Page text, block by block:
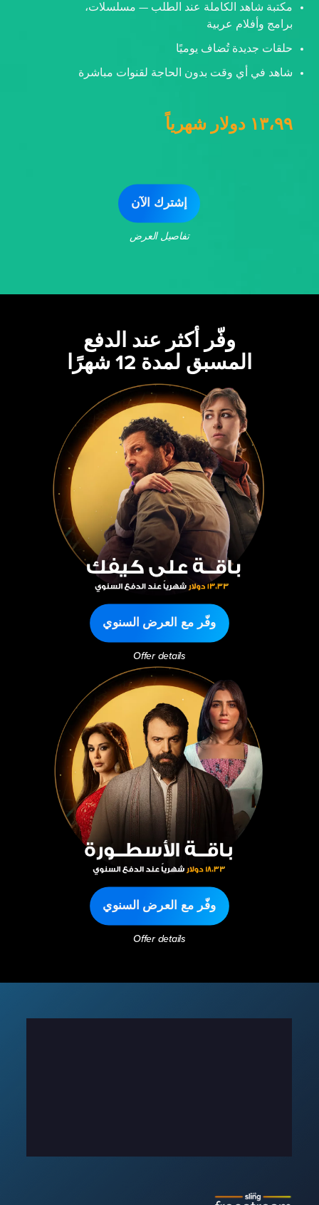
مكتبة شاهد الكاملة عند الطلب — مسلسلات،
برامج وأفلام عربية
حلقات جديدة تُضاف يوميًا
شاهد في أي وقت بدون الحاجة لقنوات مباشرة
١٣،٩٩ دولار شهرياً
إشترك الآن
تفاصيل العرض
وفّر أكثر عند الدفع
المسبق لمدة 12 شهرًا
وفّر مع العرض السنوي
Offer details
وفّر مع العرض السنوي
Offer details